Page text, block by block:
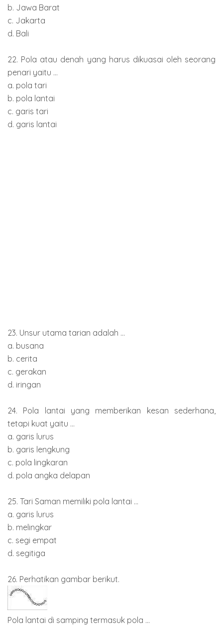
b. Jawa Barat
c. Jakarta
d. Bali
22. Pola atau denah yang harus dikuasai oleh seorang
penari yaitu ...
a. pola tari
b. pola lantai
c. garis tari
d. garis lantai
23. Unsur utama tarian adalah ...
a. busana
b. cerita
c. gerakan
d. iringan
24. Pola lantai yang memberikan kesan sederhana,
tetapi kuat yaitu ...
a. garis lurus
b. garis lengkung
c. pola lingkaran
d. pola angka delapan
25. Tari Saman memiliki pola lantai ...
a. garis lurus
b. melingkar
c. segi empat
d. segitiga
26. Perhatikan gambar berikut.
Pola lantai di samping termasuk pola ...